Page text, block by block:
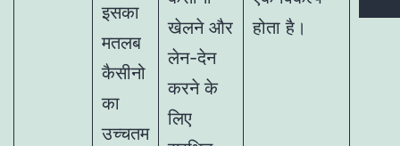
इसका
मतलब
कैसीनो
का
उच्चतम
खेलने और
लेन-देन
करने के
लिए
होता है।